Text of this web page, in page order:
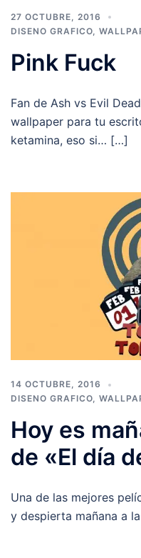
27 OCTUBRE, 2016
DISENO GRAFICO
Pink Fuck
Fan de Ash vs Evil
wallpaper para tu
ketamina, eso si… […]
14 OCTUBRE, 2016
DISENO GRAFICO,
Hoy es
de «El día
Una de las mejores
y despierta mañana a